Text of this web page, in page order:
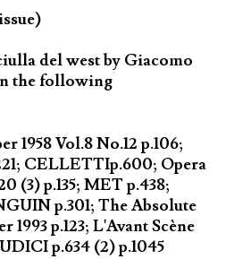
del west by Giacomo
the following
1958 Vol.8 No.12 p.106;
CELLETTIp.600; Opera
(3) p.135; MET p.438;
p.301; The Absolute
1993 p.123; L'Avant Scène
p.634 (2) p.1045